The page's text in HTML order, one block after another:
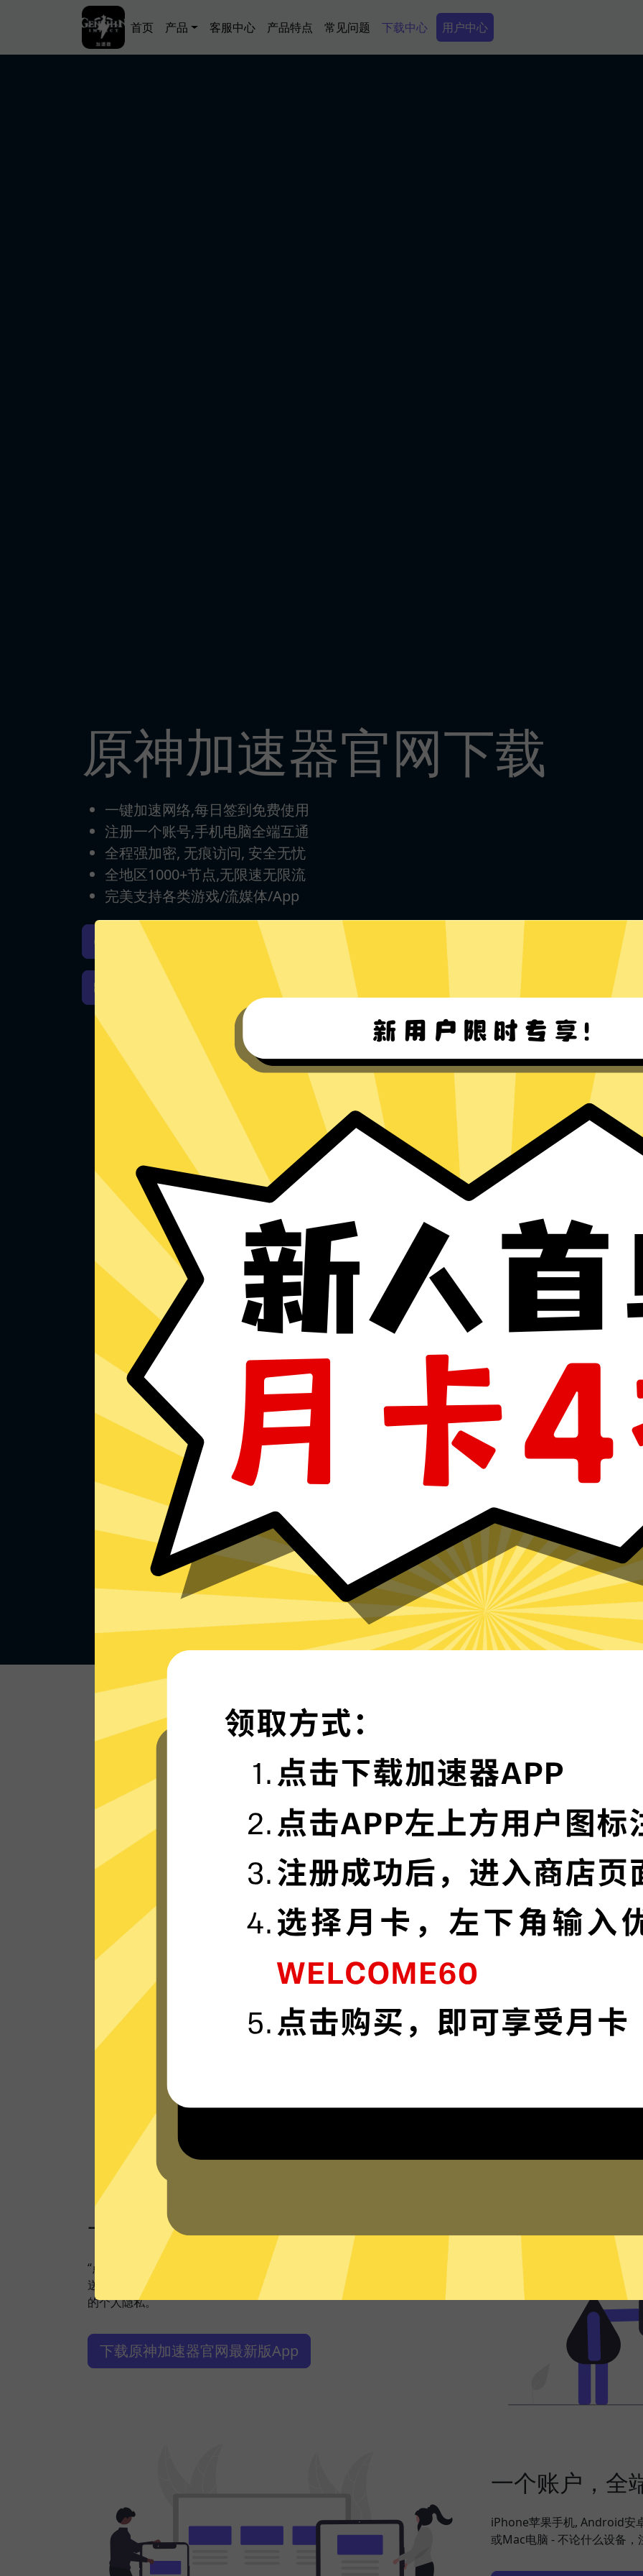
Main navigation
首页 产品 客服中心 产品特点 常见问题 下载中心 Secondary Menu
用户中心
原神加速器官网下载
一键加速网络,每日签到免费使用
注册一个账号,手机电脑全端互通
全程强加密, 无痕访问, 安全无忧
全地区1000+节点,无限速无限流
完美支持各类游戏/流媒体/App
原神加速器iOS版下载 原神加速器安卓版下载
原神加速器Windows下载 原神加速器Mac版下载
闪电般的连接速度
原神加速器的服务器使用更新一代的”闪连“连
接技术，只为速度而生，可轻松支持4K流媒
看看其他人对原神加速器的评价
卓越的加密技术
原神加速器采用最前沿的数据加密技术，使
您全面掌控您的网络隐私与安全。
下载原神加速器App
一键连接，无需任何繁琐配置
“点击加速”，一键轻松连接。不论您是观看视频、社交网络、海淘购物、发
送私密信息等，原神加速器都能轻松帮你搞定，并在此基础上更好地保护您
的个人隐私。
下载原神加速器官网最新版App
一个账户，全
iPhone苹果手机, Android安
或Mac电脑 - 不论什么设备